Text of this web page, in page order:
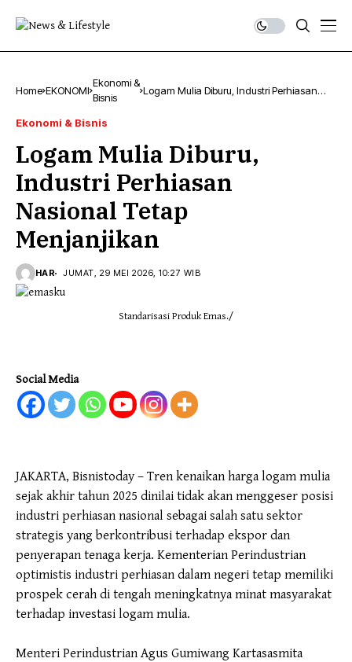
Home EKONOMI
Ekonomi &
Bisnis
Logam Mulia Diburu, Industri Perhiasan
Ekonomi & Bisnis
Logam Mulia Diburu,
Industri Perhiasan
Nasional Tetap
Menjanjikan
HAR JUMAT, 29 MEI 2026, 10:27 WIB
Standarisasi Produk Emas./
Social Media
JAKARTA, Bisnistoday – Tren kenaikan harga logam mulia
sejak akhir tahun 2025 dinilai tidak akan menggeser posisi
industri perhiasan nasional sebagai salah satu sektor
strategis yang berkontribusi terhadap ekspor dan
penyerapan tenaga kerja. Kementerian Perindustrian
optimistis industri perhiasan dalam negeri tetap memiliki
prospek cerah di tengah meningkatnya minat masyarakat
terhadap investasi logam mulia.
Menteri Perindustrian Agus Gumiwang Kartasasmita